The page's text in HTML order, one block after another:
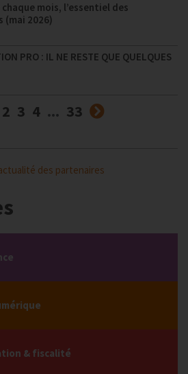
mois, l’essentiel des
(mai 2026)
PRO : IL NE RESTE QUE QUELQUES
(courante)
2 3 4 ... 33
des partenaires
& fiscalité